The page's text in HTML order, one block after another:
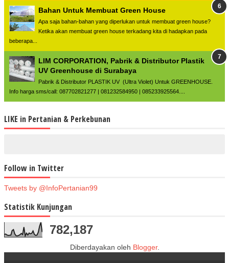
Bahan Untuk Membuat Green House
Apa saja bahan-bahan yang diperlukan untuk membuat green house?
Ketika akan membuat green house terkadang kita di hadapkan pada
beberapa...
LIM CORPORATION, Pabrik & Distributor Plastik
UV Greenhouse di Surabaya
Pabrik & Distributor PLASTIK UV (Ultra Violet) Untuk GREENHOUSE.
Info harga sms/call: 087702821277 | 081232584950 | 085233925564....
LIKE in Pertanian & Perkebunan
Follow in Twitter
Tweets by @InfoPertanian99
Statistik Kunjungan
782,187
Diberdayakan oleh Blogger.